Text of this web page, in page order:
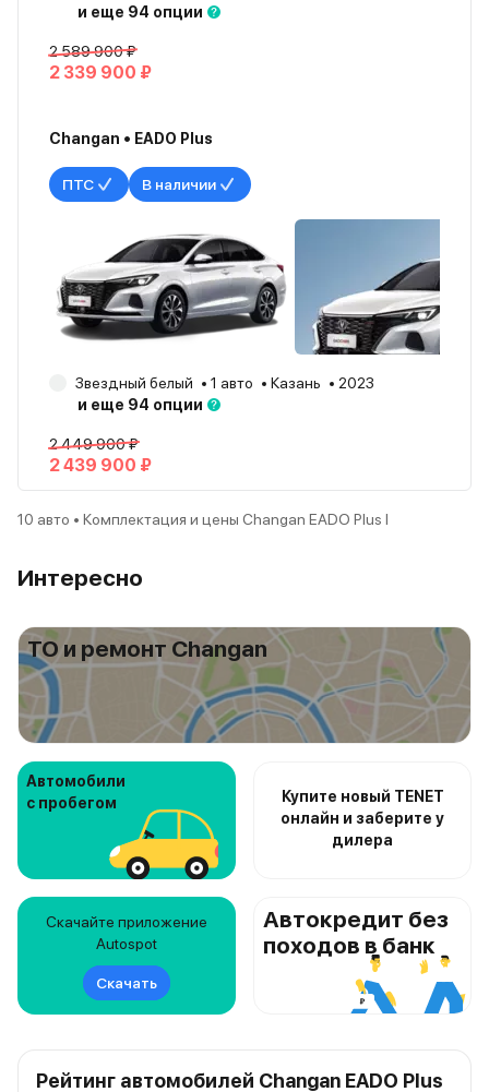
и еще 94 опции
2 589 900 ₽
2 339 900 ₽
Changan • EADO Plus
ПТС В наличии
Звездный белый 1 авто Казань
2023
и еще 94 опции
2 449 900 ₽
2 439 900 ₽
10 авто • Комплектация и цены Changan EADO Plus I
Интересно
ТО и ремонт Changan
Автомобили
с пробегом
Купите новый TENET
онлайн и заберите у
дилера
Скачайте приложение
Autospot
Скачать
Автокредит без
походов в банк
Рейтинг автомобилей Changan EADO Plus